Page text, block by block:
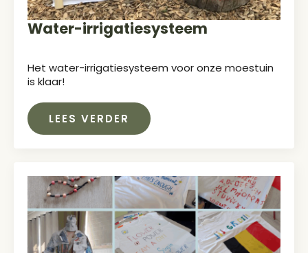
Water-irrigatiesysteem
Het water-irrigatiesysteem voor onze moestuin
is klaar!
LEES VERDER